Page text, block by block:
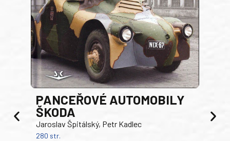
PANCEŘOVÉ AUTOMOBILY
ŠKODA
Jaroslav Špitálský, Petr Kadlec
280 str.